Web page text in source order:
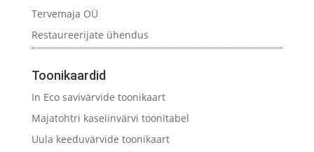
Tervemaja OÜ
Restaureerijate ühendus
Toonikaardid
In Eco savivärvide toonikaart
Majatohtri kaseiinvärvi toonitabel
Uula keeduvärvide toonikaart